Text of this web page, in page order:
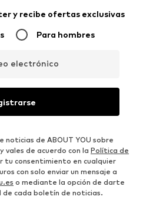
y recibe ofertas exclusivas
Para hombres
electrónico
noticias de ABOUT YOU sobre
de acuerdo con la Política de
tu consentimiento en cualquier
con solo enviar un mensaje a
o mediante la opción de darte
cada boletín de noticias.